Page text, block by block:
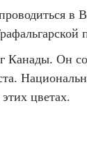
Он
цветах.